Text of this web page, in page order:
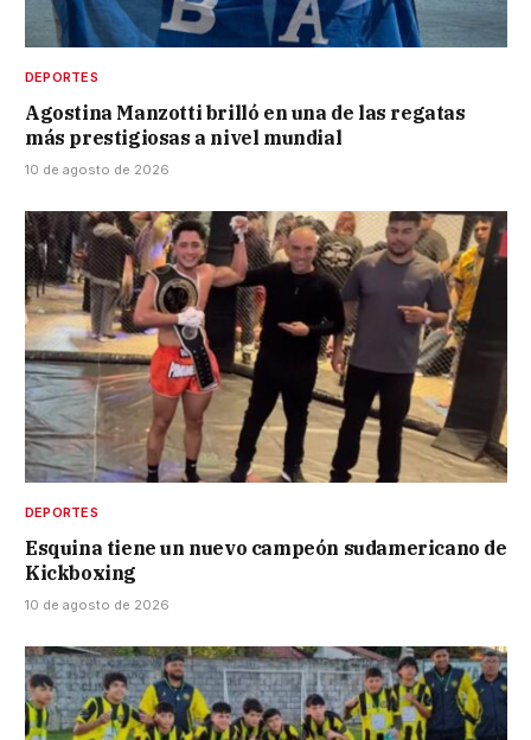
DEPORTES
Agostina Manzotti brilló en una de las regatas
más prestigiosas a nivel mundial
10 de agosto de 2026
DEPORTES
Esquina tiene un nuevo campeón sudamericano de
Kickboxing
10 de agosto de 2026